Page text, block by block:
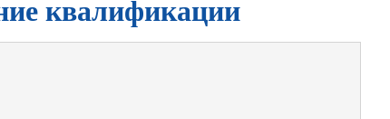
квалификации